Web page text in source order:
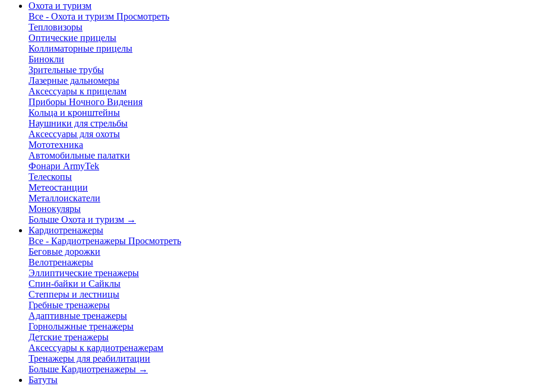
Охота и туризм
Все - Охота и туризм Просмотреть
Тепловизоры
Оптические прицелы
Коллиматорные прицелы
Бинокли
Зрительные трубы
Лазерные дальномеры
Аксессуары к прицелам
Приборы Ночного Видения
Кольца и кронштейны
Наушники для стрельбы
Аксессуары для охоты
Мототехника
Автомобильные палатки
Фонари ArmyTek
Телескопы
Метеостанции
Металлоискатели
Монокуляры
Больше Охота и туризм →
Кардиотренажеры
Все - Кардиотренажеры Просмотреть
Беговые дорожки
Велотренажеры
Эллиптические тренажеры
Спин-байки и Сайклы
Степперы и лестницы
Гребные тренажеры
Адаптивные тренажеры
Горнолыжные тренажеры
Детские тренажеры
Аксессуары к кардиотренажерам
Тренажеры для реабилитации
Больше Кардиотренажеры →
Батуты